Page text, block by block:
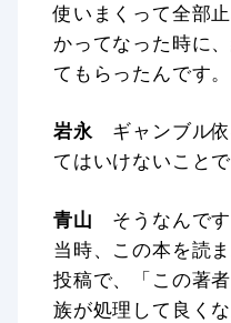
使いまくって全部
かってなった時に
てもらったんです。
岩永ギャンブル依
てはいけないことで
青山 そうなんです
当時、この本を読
投稿で、「この著
族が処理して良く